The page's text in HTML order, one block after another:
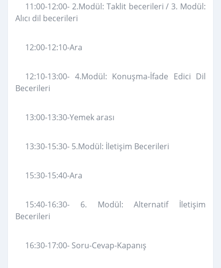
11:00-12:00- 2.Modül: Taklit becerileri / 3. Modül:
Alıcı dil becerileri
12:00-12:10-Ara
12:10-13:00- 4.Modül: Konuşma-İfade Edici Dil
Becerileri
13:00-13:30-Yemek arası
13:30-15:30- 5.Modül: İletişim Becerileri
15:30-15:40-Ara
15:40-16:30- 6. Modül: Alternatif İletişim
Becerileri
16:30-17:00- Soru-Cevap-Kapanış